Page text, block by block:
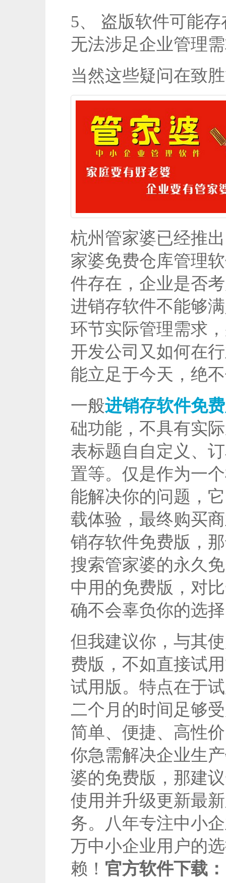
5、 盗版软件可能
无法涉足企业管理
当然这些疑问在致
杭州管家婆已经推
家婆免费仓库管理
件存在，企业是否
进销存软件不能够
环节实际管理需求
开发公司又如何在
能立足于今天，绝
一般进销存软件免
础功能，不具有实
表标题自自定义、
置等。仅是作为一
能解决你的问题，
载体验，最终购买
销存软件免费版，
搜索管家婆的永久
中用的免费版，对
确不会辜负你的选
但我建议你，与其
费版，不如直接试
试用版。特点在于
二个月的时间足够
简单、便捷、高性
你急需解决企业生
婆的免费版，那建
使用并升级更新最
务。八年专注中小
万中小企业用户的
赖！ 官方软件下载：